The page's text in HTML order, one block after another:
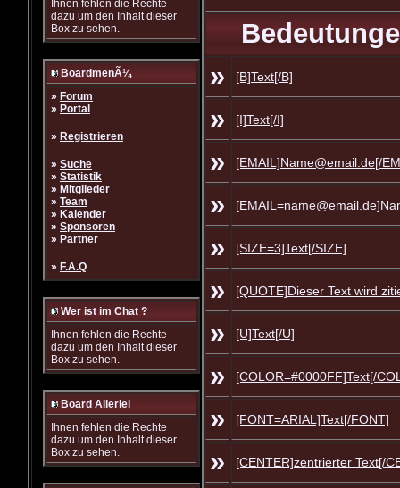
Ihnen fehlen die Rechte
dazu um den Inhalt dieser
Box zu sehen.
BoardmenÃ¼
» Forum
» Portal
» Registrieren
» Suche
» Statistik
» Mitglieder
» Team
» Kalender
» Sponsoren
» Partner
» F.A.Q
Wer ist im Chat ?
Ihnen fehlen die Rechte
dazu um den Inhalt dieser
Box zu sehen.
Board Allerlei
Ihnen fehlen die Rechte
dazu um den Inhalt dieser
Box zu sehen.
»
[B]Text[/B]
» [I]Text[/I]
» [EMAIL]Name@email.de[/
»
» [SIZE=3]Text[/SIZE]
» [QUOTE]Dieser Text wird
» [U]Text[/U]
» [COLOR=#0000FF]Text[/
» [FONT=ARIAL]Text[/FONT]
» [CENTER]zentrierter Text[/